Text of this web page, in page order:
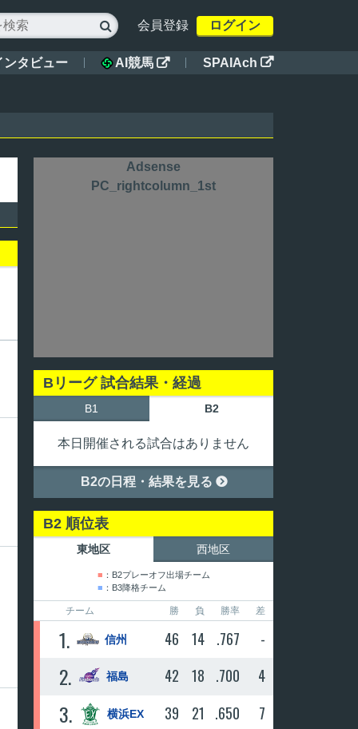
 会員登録 ログイン
ンタビュー AI競馬  SPAIAch 
Adsense
PC_rightcolumn_1st
Bリーグ 試合結果・経過
B1 B2
本日開催される試合はありません
B2の日程・結果を見る 
B2 順位表
東地区 西地区
■ ：B2プレーオフ出場チーム
■ ：B3降格チーム
チーム 勝 負 勝率 差
1 信州 46 14 .767 -
2 福島 42 18 .700 4
3 横浜EX 39 21 .650 7